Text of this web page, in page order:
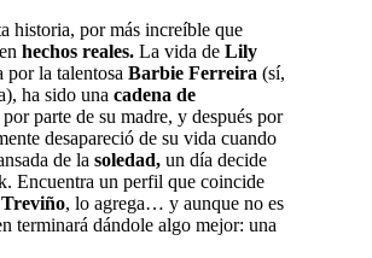
historia, por más increíble que
hechos reales. La vida de Lily
por la talentosa Barbie Ferreira (sí,
ha sido una cadena de
parte de su madre, y después por
desapareció de su vida cuando
de la soledad, un día decide
Encuentra un perfil que coincide
, lo agrega… y aunque no es
terminará dándole algo mejor: una